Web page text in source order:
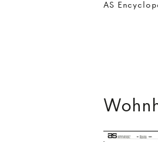
AS